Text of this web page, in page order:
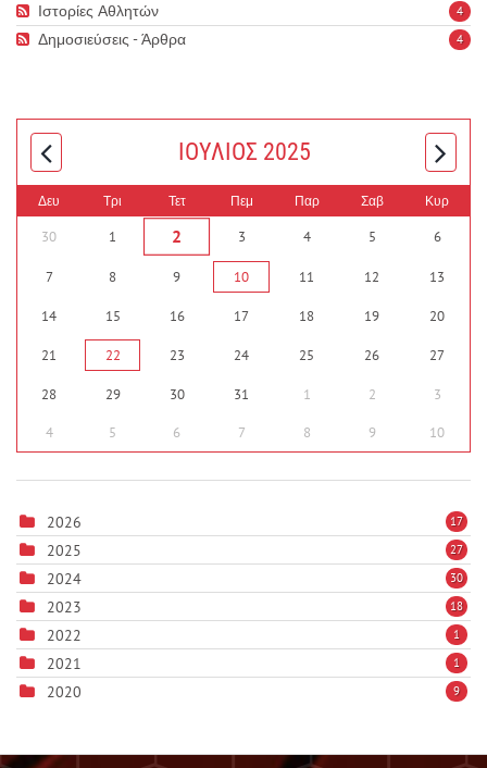
4
Ιστορίες Αθλητών
4
Δημοσιεύσεις - Άρθρα
ΙΟΎΛΙΟΣ 2025
Δευ Τρι Τετ Πεμ Παρ Σαβ Κυρ
30 1 2 3 4 5 6
7 8 9 10 11 12 13
14 15 16 17 18 19 20
21 22 23 24 25 26 27
28 29 30 31 1 2 3
4 5 6 7 8 9 10
2026 17
2025 27
2024 30
2023 18
2022 1
2021 1
2020 9